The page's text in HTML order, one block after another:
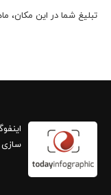
تبلیغ شما در این مکان، ماهانه 149
سازی